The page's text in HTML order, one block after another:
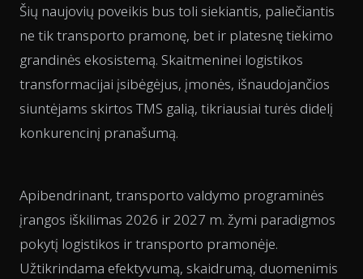
Šių naujovių poveikis bus toli siekiantis, paliečiantis
ne tik transporto pramonę, bet ir platesnę tiekimo
grandinės ekosistemą. Skaitmeninei logistikos
transformacijai įsibėgėjus, įmonės, išnaudojančios
siuntėjams skirtos TMS galią, tikriausiai turės didelį
konkurencinį pranašumą.
Apibendrinant, transporto valdymo programinės
įrangos iškilimas 2026 ir 2027 m. žymi paradigmos
pokytį logistikos ir transporto pramonėje.
Užtikrindama efektyvumą, skaidrumą, duomenimis